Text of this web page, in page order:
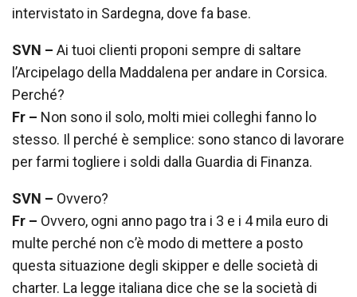
intervistato in Sardegna, dove fa base.
SVN – Ai tuoi clienti proponi sempre di saltare
l’Arcipelago della Maddalena per andare in Corsica.
Perché?
Fr – Non sono il solo, molti miei colleghi fanno lo
stesso. Il perché è semplice: sono stanco di lavorare
per farmi togliere i soldi dalla Guardia di Finanza.
SVN – Ovvero?
Fr – Ovvero, ogni anno pago tra i 3 e i 4 mila euro di
multe perché non c’è modo di mettere a posto
questa situazione degli skipper e delle società di
charter. La legge italiana dice che se la società di